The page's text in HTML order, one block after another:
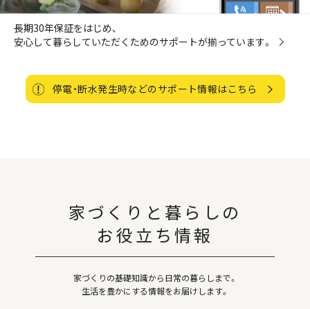
長期30年保証をはじめ、
安心して暮らしていただくためのサポートが揃っています。
停電・断水発生時などのサポート情報はこちら
家づくりと暮らしの
お役立ち情報
家づくりの基礎知識から日常の暮らしまで。
生活を豊かにする情報をお届けします。